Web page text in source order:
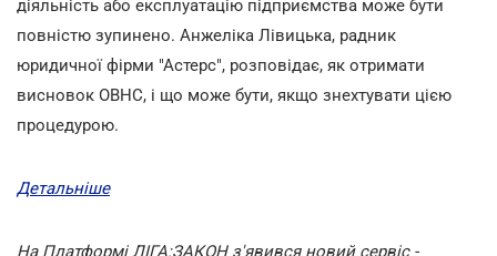
діяльність або експлуатацію підприємства може бути
повністю зупинено. Анжеліка Лівицька, радник
юридичної фірми "Астерс", розповідає, як отримати
висновок ОВНС, і що може бути, якщо знехтувати цією
процедурою.
Детальніше
На Платформі ЛІГА:ЗАКОН з'явився новий сервіс -